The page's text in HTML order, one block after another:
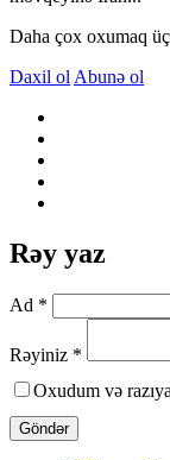
Daha çox oxumaq
Daxil ol Abunə ol
Rəy yaz
Ad *
Rəyiniz *
Oxudum və
Göndər